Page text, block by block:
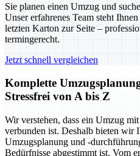
Sie planen einen Umzug und
Unser erfahrenes Team steht
letzten Karton zur Seite –
termingerecht.
Jetzt schnell vergleichen
Komplette
Stressfrei von A bis Z
Wir verstehen, dass ein Umzug
verbunden ist. Deshalb bieten wir
Umzugsplanung und -
Bedürfnisse abgestimmt ist. Vom